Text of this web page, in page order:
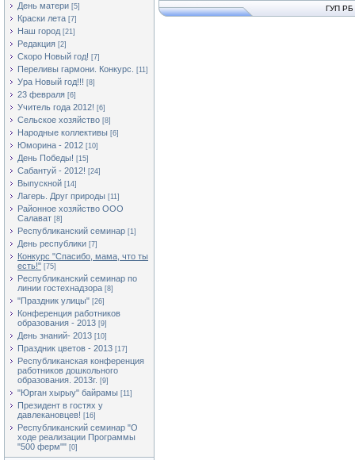
День матери [5]
Краски лета [7]
Наш город [21]
Редакция [2]
Скоро Новый год! [7]
Переливы гармони. Конкурс. [11]
Ура Новый год!!! [8]
23 февраля [6]
Учитель года 2012! [6]
Сельское хозяйство [8]
Народные коллективы [6]
Юморина - 2012 [10]
День Победы! [15]
Сабантуй - 2012! [24]
Выпускной [14]
Лагерь. Друг природы [11]
Районное хозяйство ООО
Салават [8]
Республиканский семинар [1]
День республики [7]
Конкурс "Спасибо, мама, что ты
есть!" [75]
Республиканский семинар по
линии гостехнадзора [8]
"Праздник улицы" [26]
Конференция работников
образования - 2013 [9]
День знаний- 2013 [10]
Праздник цветов - 2013 [17]
Республиканская конференция
работников дошкольного
образования. 2013г. [9]
"Юрган хырыу" байрамы [11]
Президент в гостях у
давлекановцев! [16]
Республиканский семинар "О
ходе реализации Программы
"500 ферм"" [0]
ГУП РБ